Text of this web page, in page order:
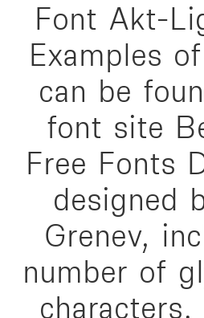
Font Akt-
Examples
can be
font site
Free Fonts
designed
Grenev,
number of